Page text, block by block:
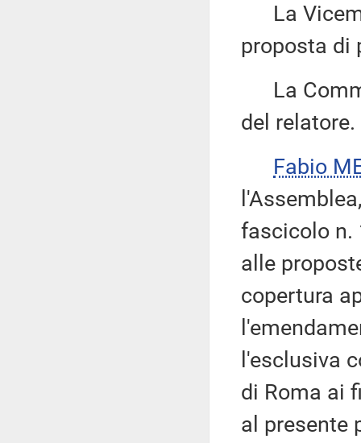
La
proposta di
La
del relatore.
Fabio
fascicolo n.
alle
copertura
l'esclusiva
di Roma ai
al presente